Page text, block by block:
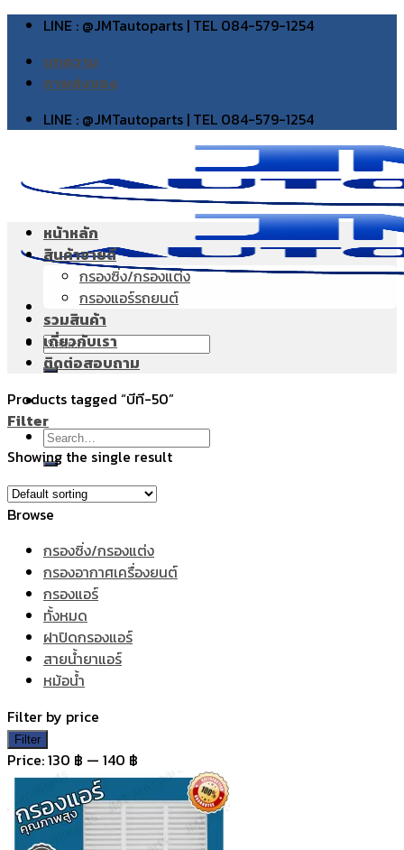
Skip
content
LINE : @JMTautoparts | TEL 084-579-1254
บทความ
ภาพส่งของ
LINE : @JMTautoparts | TEL 084-579-1254
Search
for:
Search
for:
หน้าหลัก
สินค้าขายดี
กรองซิ่ง/กรองแต่ง
กรองแอร์รถยนต์
รวมสินค้า
เกี่ยวกับเรา
ติดต่อสอบถาม
Products tagged “บีที-50”
Filter
Showing the single result
Browse
กรองซิ่ง/กรองแต่ง
กรองอากาศเครื่องยนต์
กรองแอร์
ทั้งหมด
ฝาปิดกรองแอร์
สายน้ำยาแอร์
หม้อน้ำ
Filter by price
Min
price
Max
price
Filter
Price:130 ฿ — 140 ฿